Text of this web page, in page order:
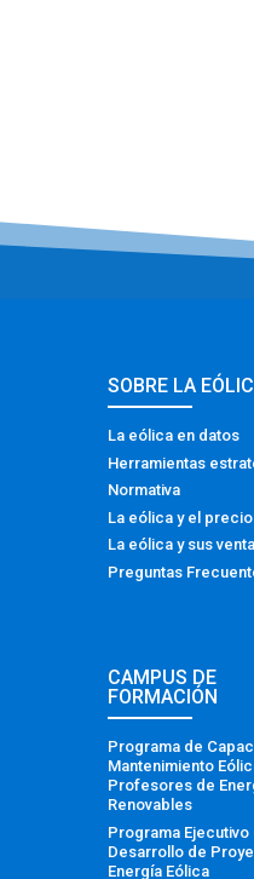
SOBRE LA
La eólica en datos
Herramientas
Normativa
La eólica y el
La eólica y sus
Preguntas
CAMPUS DE
FORMACIÓN
Programa de
Mantenimiento
Profesores de
Renovables
Programa Ejecutivo
Desarrollo de
Energía Eólica